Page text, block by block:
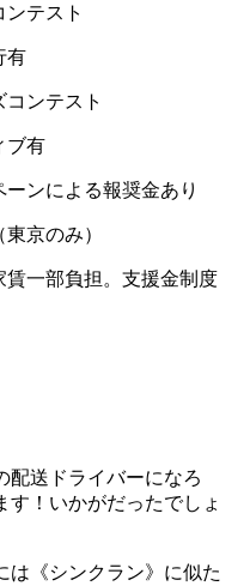
ンテスト
有
コンテスト
ブ有
ーンによる報奨金あり
京のみ）
一部負担。支援金制度
配送ドライバーになろ
す！いかがだったでしょ
は《シンクラン》に似た